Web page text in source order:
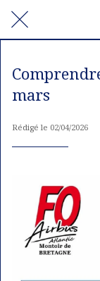
mars
Rédigé le 02/04/2026